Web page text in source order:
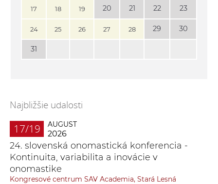
17 18 19 20 21 22 23
24 25 26 27 28 29 30
31
Najbližšie udalosti
17/19 AUGUST
2026
24. slovenská onomastická konferencia -
Kontinuita, variabilita a inovácie v
onomastike
Kongresové centrum SAV Academia, Stará Lesná